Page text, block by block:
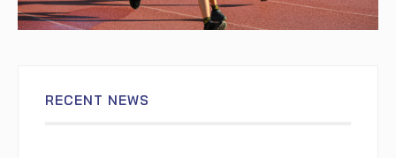
RECENT NEWS